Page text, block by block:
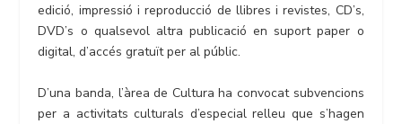
edició, impressió i reproducció de llibres i revistes, CD’s,
DVD’s o qualsevol altra publicació en suport paper o
digital, d’accés gratuït per al públic.
D’una banda, l’àrea de Cultura ha convocat subvencions
per a activitats culturals d’especial relleu que s’hagen